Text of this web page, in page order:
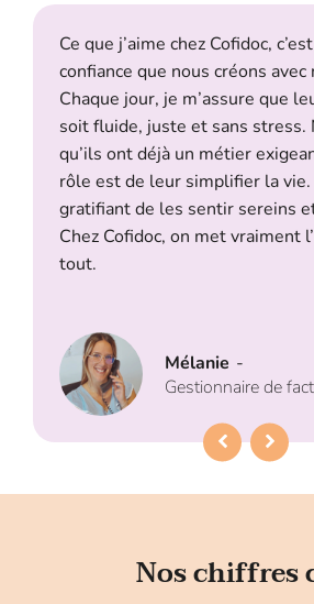
Ce que j’aime chez Cofidoc,
confiance que nous créons
Chaque jour, je m’assure que
soit fluide, juste et sans stress.
qu’ils ont déjà un métier
rôle est de leur simplifier la vie.
gratifiant de les sentir sereins
Chez Cofidoc, on met vraiment
tout.
Mélanie -
Gestionnaire de
Nos chiffres